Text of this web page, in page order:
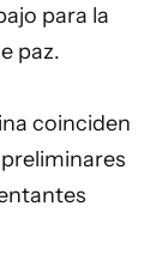
para la
paz.
coinciden